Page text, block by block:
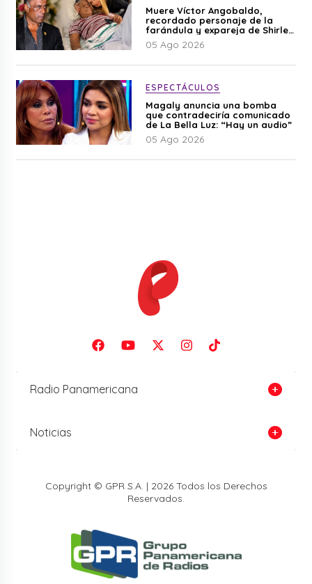
Muere Víctor Angobaldo,
recordado personaje de la
farándula y expareja de Shirley
Cherres
05 Ago 2026
ESPECTÁCULOS
Magaly anuncia una bomba
que contradeciría comunicado
de La Bella Luz: “Hay un audio”
05 Ago 2026
Radio Panamericana
Noticias
Copyright © GPR S.A. | 2026 Todos los Derechos
Reservados.